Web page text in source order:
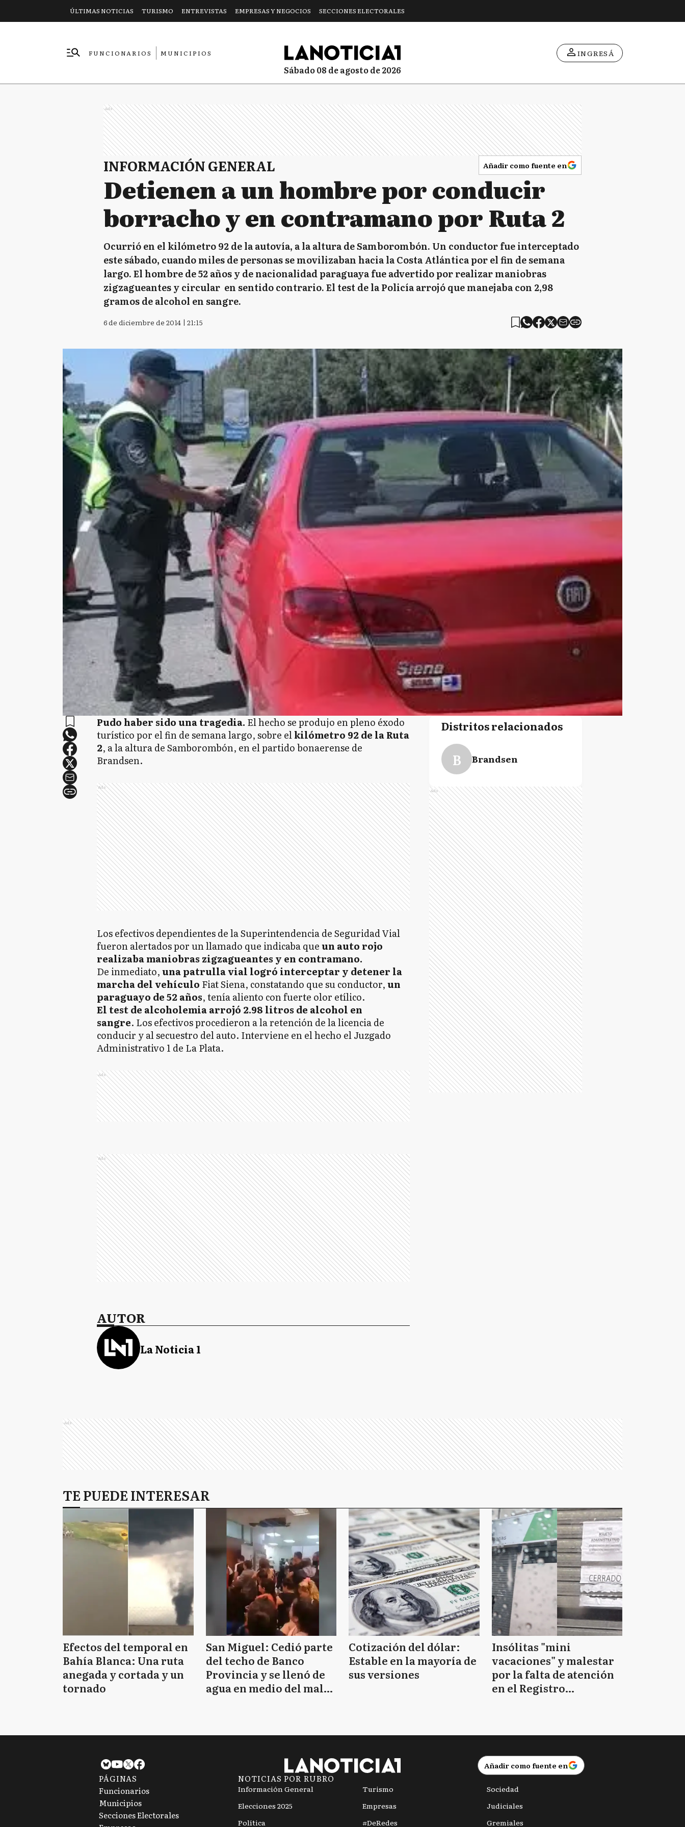
ÚLTIMAS NOTICIAS TURISMO ENTREVISTAS EMPRESAS Y NEGOCIOS SECCIONES ELECTORALES
FUNCIONARIOS
MUNICIPIOS
sábado 08 de agosto de 2026
INGRESÁ
Ads
INFORMACIÓN GENERAL Añadir como fuente en
Detienen a un hombre por conducir
borracho y en contramano por Ruta 2
Ocurrió en el kilómetro 92 de la autovía, a la altura de Samborombón. Un conductor fue interceptado
este sábado, cuando miles de personas se movilizaban hacia la Costa Atlántica por el fin de semana
largo. El hombre de 52 años y de nacionalidad paraguaya fue advertido por realizar maniobras
zigzagueantes y circular en sentido contrario. El test de la Policía arrojó que manejaba con 2,98
gramos de alcohol en sangre.
6 de diciembre de 2014 | 21:15
Pudo haber sido una tragedia. El hecho se produjo en pleno éxodo
turístico por el fin de semana largo, sobre elkilómetro 92 de la Ruta
2, a la altura de Samborombón, en el partido bonaerense de
Brandsen.
Ads
Los efectivos dependientes de la Superintendencia de Seguridad Vial
fueron alertados por un llamado que indicaba queun auto rojo
realizaba maniobras zigzagueantes y en contramano.
De inmediato,una patrulla vial logró interceptar y detener la
marcha del vehículo Fiat Siena, constatando que su conductor,un
paraguayo de 52 años, tenía aliento con fuerte olor etílico.
El test de alcoholemia arrojó 2.98 litros de alcohol en
sangre. Los efectivos procedieron a la retención de la licencia de
conducir y al secuestro del auto. Interviene en el hecho el Juzgado
Administrativo 1 de La Plata.
Ads
Ads
AUTOR
La Noticia 1
Distritos relacionados
B Brandsen
Ads
Ads
TE PUEDE INTERESAR
Efectos del temporal en
Bahía Blanca: Una ruta
anegada y cortada y un
tornado
San Miguel: Cedió parte
del techo de Banco
Provincia y se llenó de
agua en medio del mal
Cotización del dólar:
Estable en la mayoría de
sus versiones
Insólitas "mini
vacaciones" y malestar
por la falta de atención
en el Registro
Añadir como fuente en
PÁGINAS
Funcionarios
Municipios
Secciones Electorales
NOTICIAS POR RUBRO
Información General
Elecciones 2025
Política
Turismo
Empresas
#DeRedes
Sociedad
Judiciales
Gremiales